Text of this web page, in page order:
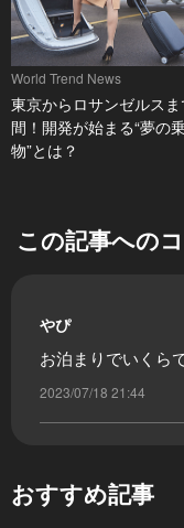
World Trend News
東京からロサンゼルス
間！開発が始まる“夢の
物”とは？
この記事への
やぴ
お泊まりでいくら
2023/07/18 21:44
おすすめ記事